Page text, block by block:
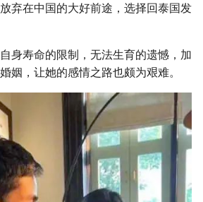
弃在中国的大好前途，选择回泰国发
身寿命的限制，无法生育的遗憾，加
姻，让她的感情之路也颇为艰难。